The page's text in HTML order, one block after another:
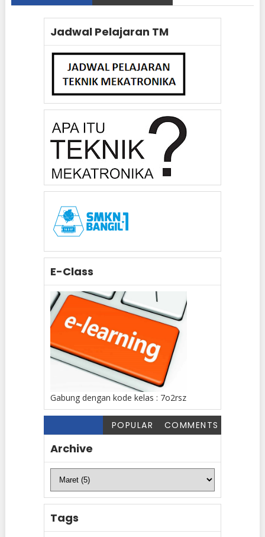
Jadwal Pelajaran TM
E-Class
Gabung dengan kode kelas : 7o2rsz
POPULAR COMMENTS
Archive
Tags